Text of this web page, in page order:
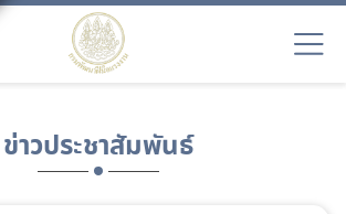
ข่าวประชาสัมพันธ์